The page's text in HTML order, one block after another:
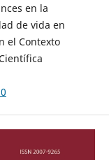
en la
de vida en
el Contexto